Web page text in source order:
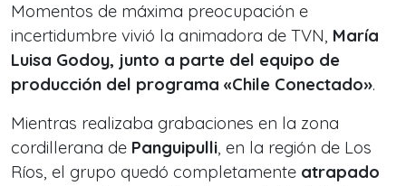
Momentos de máxima preocupación e
incertidumbre vivió la animadora de TVN, María
Luisa Godoy, junto a parte del equipo de
producción del programa «Chile Conectado».
Mientras realizaba grabaciones en la zona
cordillerana de Panguipulli, en la región de Los
Ríos, el grupo quedó completamente atrapado